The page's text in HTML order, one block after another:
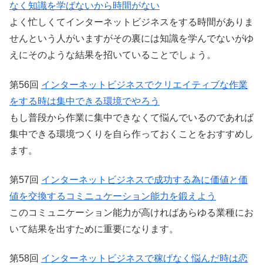
なく知識を学ばないから時間がない
よく忙しくてインターネットビジネスをする時間がありま
せんという人がいますがその裏には知識を学んでないがゆ
えにそのような結果を招いていることでしょう。
第56回 インターネットビジネスでクリエイティブな作業
をする時は集中できる環境でやろう
もし普段から作業に集中できなくて悩んでいるのであれば
集中できる環境つくりを自ら作っておくことをおすすめし
ます。
第57回 インターネットビジネスで成功する為に価値と価
値を交換するコミニュケーション能力を鍛えよう
このコミュニケーション能力が高ければあらゆる業種にお
いて結果を出すために重要になります。
第58回 インターネットビジネスで稼げなく悩んだ時は恋